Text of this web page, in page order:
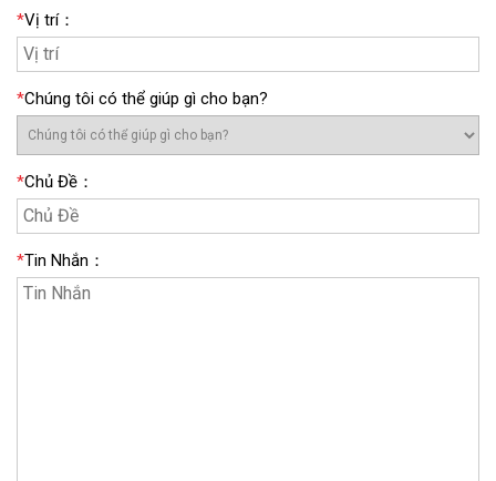
*Vị trí：
*Chúng tôi có thể giúp gì cho bạn?
*Chủ Đề ：
*Tin Nhắn ：